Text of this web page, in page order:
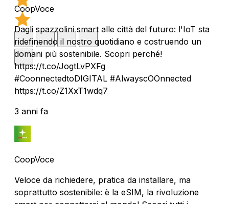
CoopVoce
Dagli spazzolini smart alle città del futuro: l'IoT sta
ridefinendo il nostro quotidiano e costruendo un
domani più sostenibile. Scopri perché!
https://t.co/JogtLvPXFg
#CoonnectedtoDIGITAL #AlwayscOOnnected
https://t.co/Z1XxT1wdq7
3 anni fa
CoopVoce
Veloce da richiedere, pratica da installare, ma
soprattutto sostenibile: è la eSIM, la rivoluzione